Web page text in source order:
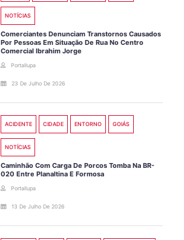
NOTÍCIAS
Comerciantes Denunciam Transtornos Causados
Por Pessoas Em Situação De Rua No Centro
Comercial Ibrahim Jorge
Portallupa
23 De Julho De 2026
ACIDENTE CIDADE ENTORNO GOIÁS
NOTÍCIAS
Caminhão Com Carga De Porcos Tomba Na BR-
020 Entre Planaltina E Formosa
Portallupa
13 De Julho De 2026